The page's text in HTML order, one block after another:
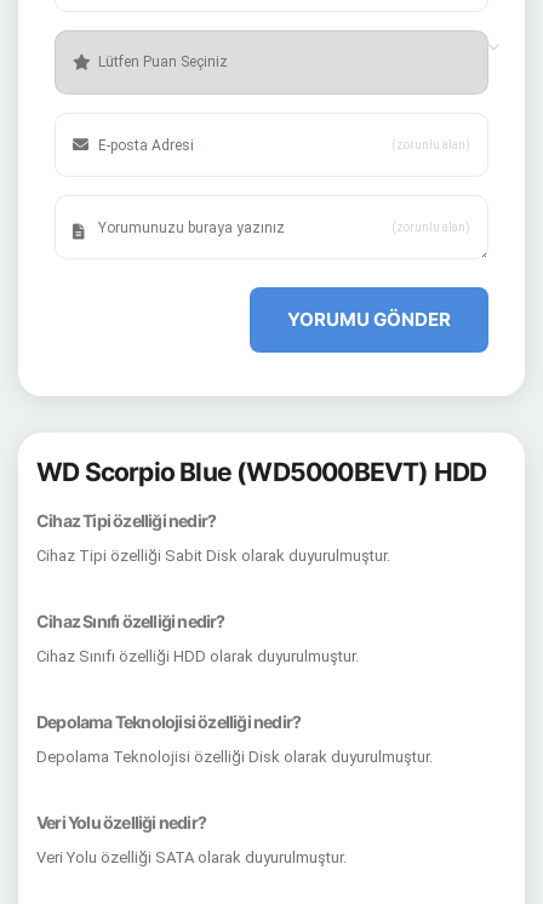
(zorunlu alan)
(zorunlu alan)
YORUMU GÖNDER
WD Scorpio Blue (WD5000BEVT) HDD
Cihaz Tipi özelliği nedir?
Cihaz Tipi özelliği Sabit Disk olarak duyurulmuştur.
Cihaz Sınıfı özelliği nedir?
Cihaz Sınıfı özelliği HDD olarak duyurulmuştur.
Depolama Teknolojisi özelliği nedir?
Depolama Teknolojisi özelliği Disk olarak duyurulmuştur.
Veri Yolu özelliği nedir?
Veri Yolu özelliği SATA olarak duyurulmuştur.